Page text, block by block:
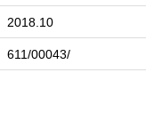
2018.10
611/00043/